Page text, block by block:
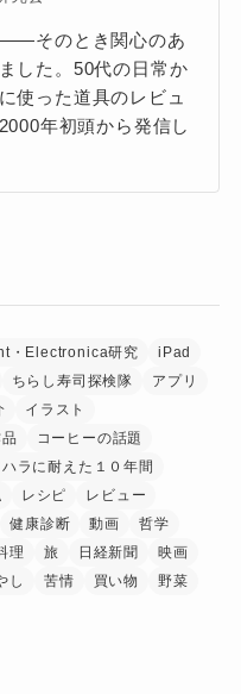
そのとき関心のあ
した。50代の日常か
使った道具のレビュ
年初頭から発信し
・Electronica研究
iPad
ちらし寿司探検隊
アプリ
イラスト
コーヒーの話題
ラに耐えた１０年間
レシピ
レビュー
健康診断 動画
哲学
理 旅 日経新聞
映画
し 苦情 買い物
野菜